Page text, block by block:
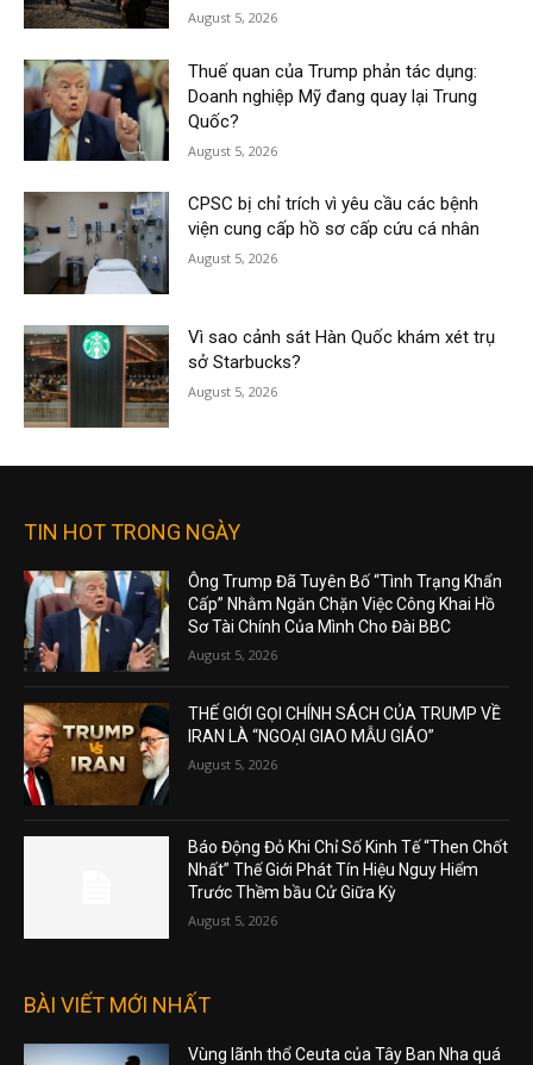
August 5, 2026
Thuế quan của Trump phản tác dụng:
Doanh nghiệp Mỹ đang quay lại Trung
Quốc?
August 5, 2026
CPSC bị chỉ trích vì yêu cầu các bệnh
viện cung cấp hồ sơ cấp cứu cá nhân
August 5, 2026
Vì sao cảnh sát Hàn Quốc khám xét trụ
sở Starbucks?
August 5, 2026
TIN HOT TRONG NGÀY
Ông Trump Đã Tuyên Bố “Tình Trạng Khẩn
Cấp” Nhằm Ngăn Chặn Việc Công Khai Hồ
Sơ Tài Chính Của Mình Cho Đài BBC
August 5, 2026
THẾ GIỚI GỌI CHÍNH SÁCH CỦA TRUMP VỀ
IRAN LÀ “NGOẠI GIAO MẪU GIÁO”
August 5, 2026
Báo Động Đỏ Khi Chỉ Số Kinh Tế “Then Chốt
Nhất” Thế Giới Phát Tín Hiệu Nguy Hiểm
Trước Thềm bầu Cử Giữa Kỳ
August 5, 2026
BÀI VIẾT MỚI NHẤT
Vùng lãnh thổ Ceuta của Tây Ban Nha quá